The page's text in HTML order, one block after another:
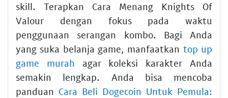
skill. Terapkan Cara Menang Knights Of
Valour dengan fokus pada waktu
penggunaan serangan kombo. Bagi Anda
yang suka belanja game, manfaatkan top up
game murah agar koleksi karakter Anda
semakin lengkap. Anda bisa mencoba
panduan Cara Beli Dogecoin Untuk Pemula: